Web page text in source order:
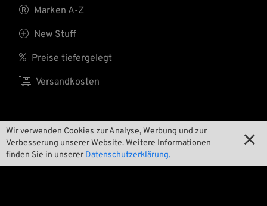
Wir verwenden Cookies zur Analyse, Werbung und zur
Verbesserung unserer Website. Weitere Informationen
finden Sie in unserer Datenschutzerklärung.

 Marken A-Z
 New Stuff
 Preise tiefergelegt
 Versandkosten
Wir
 Kontakt